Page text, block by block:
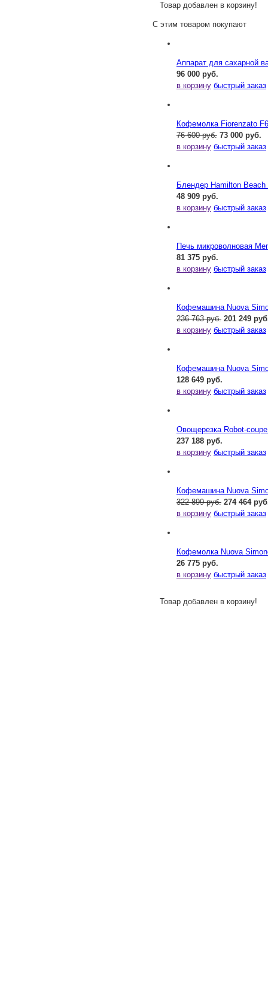
Товар добавлен в корзину!
С этим товаром покупают
Аппарат для сахарной
96 000 руб.
в корзину быстрый заказ
Кофемолка Fiorenzato
76 600 руб. 73 000 руб.
в корзину быстрый заказ
Блендер Hamilton Beach
48 909 руб.
в корзину быстрый заказ
Печь микроволновая
81 375 руб.
в корзину быстрый заказ
Кофемашина Nuova
236 763 руб. 201 249
в корзину быстрый заказ
Кофемашина Nuova
128 649 руб.
в корзину быстрый заказ
Овощерезка Robot-
237 188 руб.
в корзину быстрый заказ
Кофемашина Nuova
322 899 руб. 274 464
в корзину быстрый заказ
Кофемолка Nuova
26 775 руб.
в корзину быстрый заказ
Товар добавлен в корзину!